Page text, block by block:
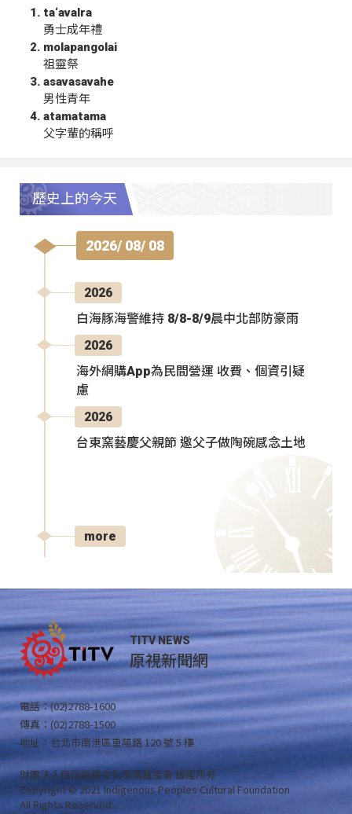
ta‘avalra
勇士成年禮
molapangolai
祖靈祭
asavasavahe
男性青年
atamatama
父字輩的稱呼
歷史上的今天
2026/ 08/ 08
2026
白海豚海警維持 8/8-8/9晨中北部防豪雨
2026
海外網購App為民間營運 收費、個資引疑
慮
2026
台東窯藝慶父親節 邀父子做陶碗感念土地
more
TITV NEWS
原視新聞網
電話：(02)2788-1600
傳真：(02)2788-1500
地址：台北市南港區重陽路 120 號 5 樓
財團法人原住民族文化事業基金會 版權所有
Copyright © 2021 Indigenous Peoples Cultural Foundation
All Rights Reserved .